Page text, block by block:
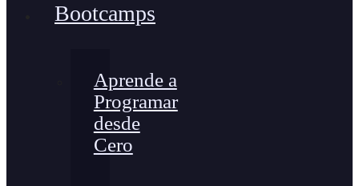
Bootcamps
Aprende a
Programar
desde
Cero